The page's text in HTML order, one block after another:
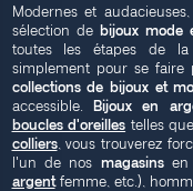
Modernes et
sélection de bijoux mode
toutes les étapes de
simplement pour se
collections de bijoux et
accessible. Bijoux en
boucles d'oreilles telles
colliers, vous trouverez
l'un de nos magasinsen
argentfemme, etc.),